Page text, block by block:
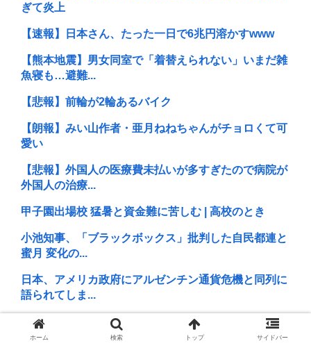
ぎて炎上
【速報】日本さん、たった一日で6兆円溶かすwww
【熊本地震】男女同室で「着替えられない」いまだ雑
魚寝も…避難...
【悲報】前輪が2輪あるバイク
【朗報】みい山作者・亜月ねねちゃんがチョロくて可
愛い
【悲報】外国人の医療費未払いが多すぎたので病院が
外国人の治療...
甲子園出場校 猛暑と資金難に苦しむ | 高校のとき
小池知事、「ブラックボックス」批判した自民都連と
蜜月 変化の...
日本、アメリカ政府にアルゼンチン通貨危機と同列に
語られてしま...
【ﾌｧﾝｻﾏﾘｨ】熊本地震報道 真実より視聴率と高市叩
きが大...
ホーム 検索 トップ サイドバー